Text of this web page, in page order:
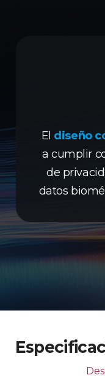
El diseño
a cumplir
de
datos